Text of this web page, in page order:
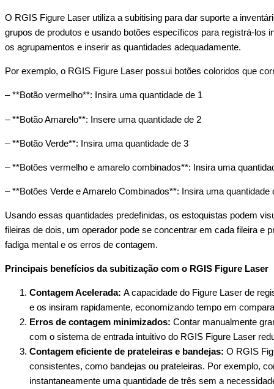
O RGIS Figure Laser utiliza a subitising para dar suporte a
grupos de produtos e usando botões específicos para registrá-los
os agrupamentos e inserir as quantidades adequadamente.
Por exemplo, o RGIS Figure Laser possui botões coloridos que
– **Botão vermelho**: Insira uma quantidade de 1
– **Botão Amarelo**: Insere uma quantidade de 2
– **Botão Verde**: Insira uma quantidade de 3
– **Botões vermelho e amarelo combinados**: Insira uma
– **Botões Verde e Amarelo Combinados**: Insira uma quantidade
Usando essas quantidades predefinidas, os estoquistas podem
fileiras de dois, um operador pode se concentrar em cada fileira e
fadiga mental e os erros de contagem.
Principais benefícios da subitização com o RGIS Figure Laser
Contagem Acelerada: A capacidade do Figure Laser de
e os insiram rapidamente, economizando tempo em
Erros de contagem minimizados: Contar manualmente
com o sistema de entrada intuitivo do RGIS Figure Laser
Contagem eficiente de prateleiras e bandejas: O RGIS
consistentes, como bandejas ou prateleiras. Por exemplo,
instantaneamente uma quantidade de três sem a